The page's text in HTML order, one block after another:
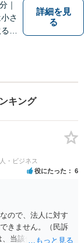
｜
さ
こ
詳細を見
る
キング
・ビジネス
役にたった 6
ので、法人に対す
きません。（民訴
当該個人に対して